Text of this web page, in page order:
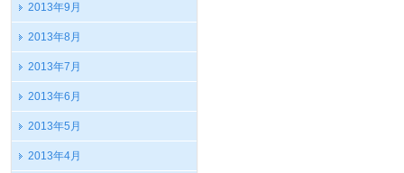
2013年9月
2013年8月
2013年7月
2013年6月
2013年5月
2013年4月